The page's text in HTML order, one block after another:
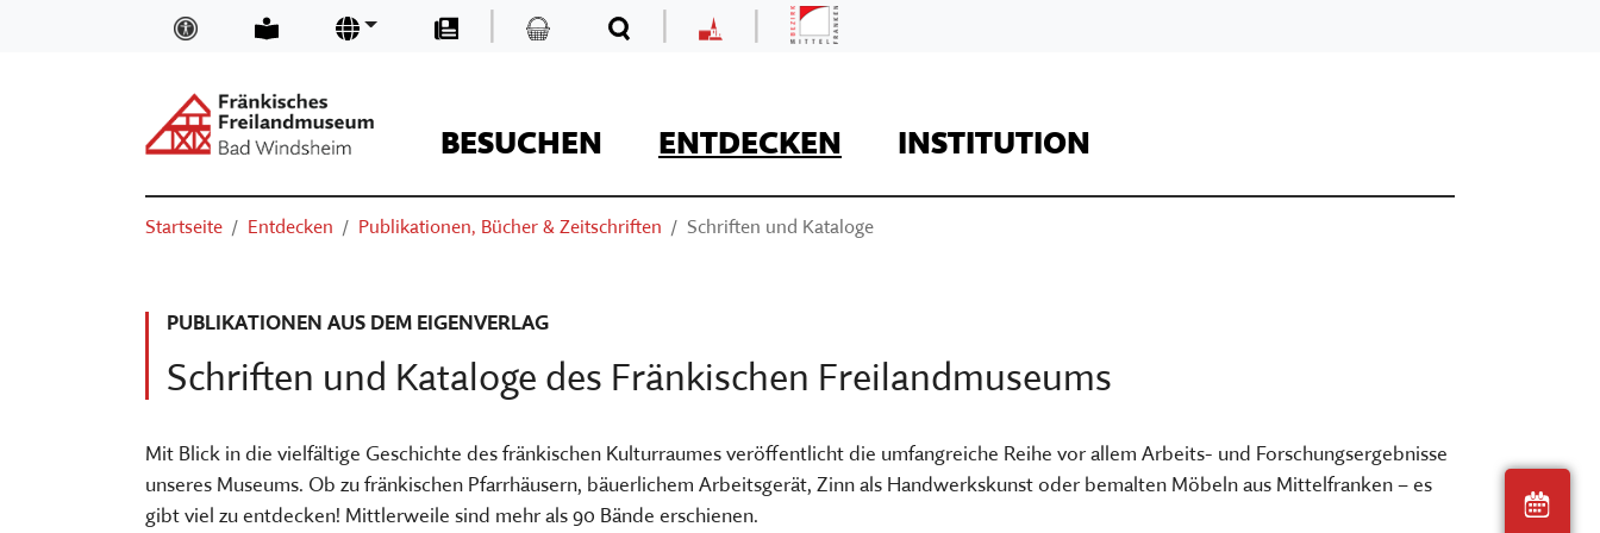
Zum Hauptinhalt springenInklusion und Barrierefreiheit
Leichte Sprache
Sprachen Presse
| Kaufladen | | Mittelfranken
BESUCHEN ENTDECKEN INSTITUTION
ORIENTIEREN IM MUSEUM
VERANSTALTUNGEN
AUSSTELLUNGEN
Kaufladen
Orientieren im
Museum
KURSE
VORTRÄGE
THEATER, KINO & KONZERTE
FÖRDERVEREIN
STELLENANGEBOTE
MUSEUMSAUFGABEN
Startseite Entdecken Publikationen, Bücher & Zeitschriften Schriften und Kataloge
Schriften und Kataloge des Fränkischen Freilandmuseums
PUBLIKATIONEN AUS DEM EIGENVERLAG
Mit Blick in die vielfältige Geschichte des fränkischen Kulturraumes veröffentlicht die umfangreiche Reihe vor allem Arbeits- und Forschungsergebnisse
unseres Museums. Ob zu fränkischen Pfarrhäusern, bäuerlichem Arbeitsgerät, Zinn als Handwerkskunst oder bemalten Möbeln aus Mittelfranken – es
gibt viel zu entdecken! Mittlerweile sind mehr als 90 Bände erschienen.